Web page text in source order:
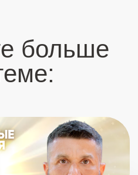
2 ч 26 мин